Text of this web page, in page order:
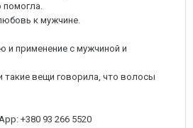
помогла.
к мужчине.
и применение с мужчиной и
вещи говорила, что волосы
+380 93 266 5520